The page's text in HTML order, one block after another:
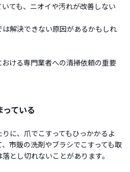
ても、ニオイや汚れが改善しない
解決できない原因があるかもしれ
ける専門業者への清掃依頼の重要
ている
に、爪でこすってもひっかかるよ
市販の洗剤やブラシでこすっても取
とし切れないことがあります。